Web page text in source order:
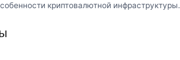
криптовалютной инфраструктуры.